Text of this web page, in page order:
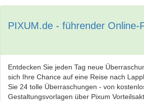
PIXUM.de - führender Online-
Entdecken Sie jeden Tag neue
sich Ihre Chance auf eine Reise nach
Sie 24 tolle Überraschungen - von
Gestaltungsvorlagen über Pixum